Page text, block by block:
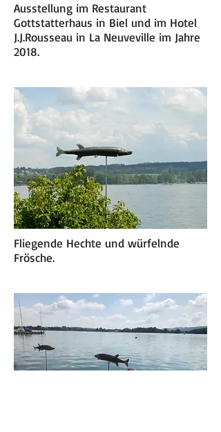
Ausstellung im Restaurant
Gottstatterhaus in Biel und im Hotel
J.J.Rousseau in La Neuveville im Jahre
2018.
Fliegende Hechte und würfelnde
Frösche.